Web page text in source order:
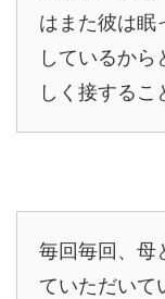
はまた彼は眠
しているか
しく接するこ
毎回毎回、母
ていただいて